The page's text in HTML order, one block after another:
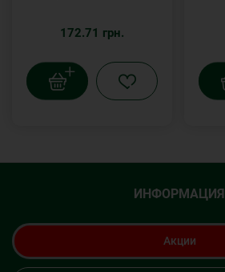
172.71 грн.
ИНФОРМАЦИЯ
Акции